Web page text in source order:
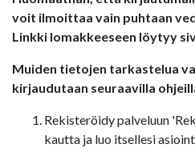
voit ilmoittaa vain puhtaan
Linkki lomakkeeseen löytyy
Muiden tietojen tarkastelua
kirjaudutaan seuraavilla
Rekisteröidy palveluun
kautta ja luo itsellesi